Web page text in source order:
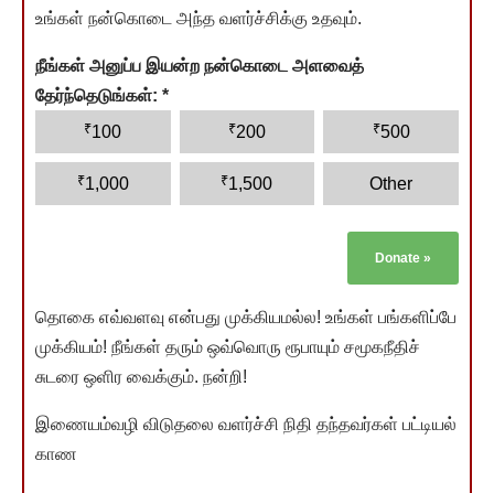
உங்கள் நன்கொடை அந்த வளர்ச்சிக்கு உதவும்.
நீங்கள் அனுப்ப இயன்ற நன்கொடை அளவைத்
தேர்ந்தெடுங்கள்: *
₹100 ₹200 ₹500
₹1,000 ₹1,500 Other
Donate »
தொகை எவ்வளவு என்பது முக்கியமல்ல! உங்கள் பங்களிப்பே
முக்கியம்! நீங்கள் தரும் ஒவ்வொரு ரூபாயும் சமூகநீதிச்
சுடரை ஒளிர வைக்கும். நன்றி!
இணையம்வழி விடுதலை வளர்ச்சி நிதி தந்தவர்கள் பட்டியல்
காண